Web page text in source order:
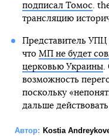
подписал Томос.
трансляцию
Представитель
что МП не будет
церковью Украины.
возможность
поскольку
дальше
Автор: Kostia